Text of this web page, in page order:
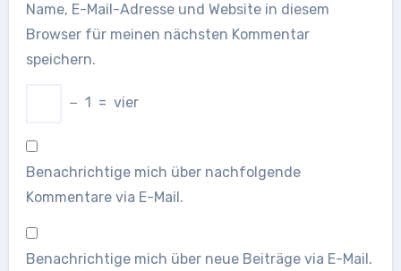
Name, E-Mail-Adresse und Website in diesem
Browser für meinen nächsten Kommentar
speichern.
− 1 = vier
Benachrichtige mich über nachfolgende
Kommentare via E-Mail.
Benachrichtige mich über neue Beiträge via E-Mail.